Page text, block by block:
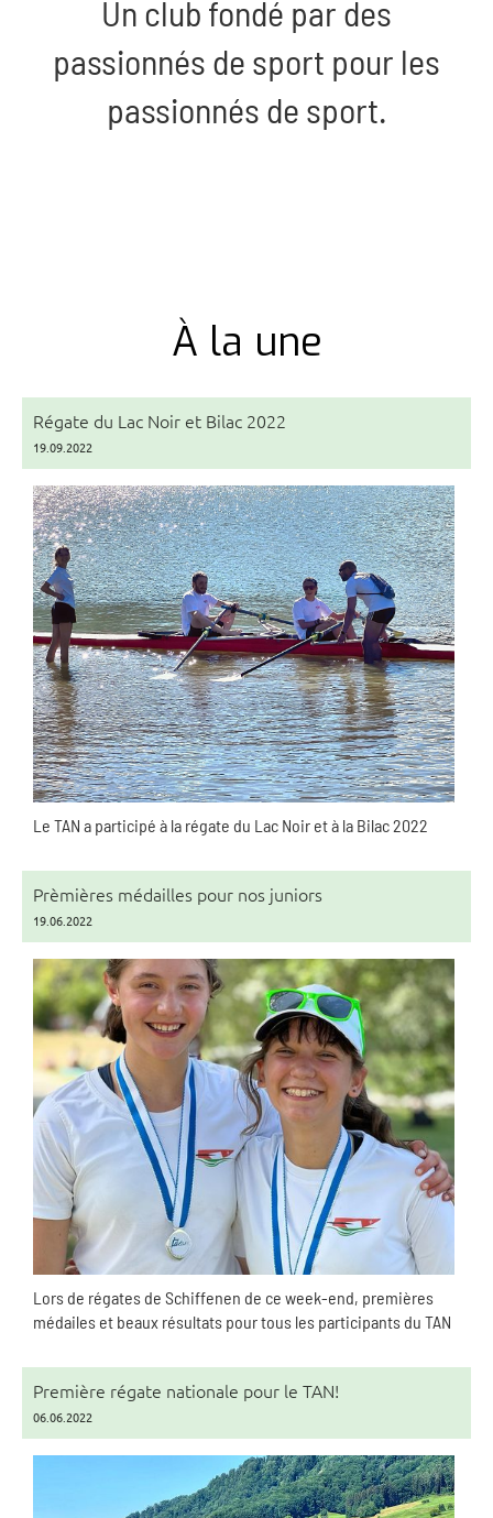
Un club fondé par des
passionnés de sport pour les
passionnés de sport.
À la une
Régate du Lac Noir et Bilac 2022
19.09.2022
Le TAN a participé à la régate du Lac Noir et à la Bilac 2022
Prèmières médailles pour nos juniors
19.06.2022
Lors de régates de Schiffenen de ce week-end, premières
médailes et beaux résultats pour tous les participants du TAN
Première régate nationale pour le TAN!
06.06.2022